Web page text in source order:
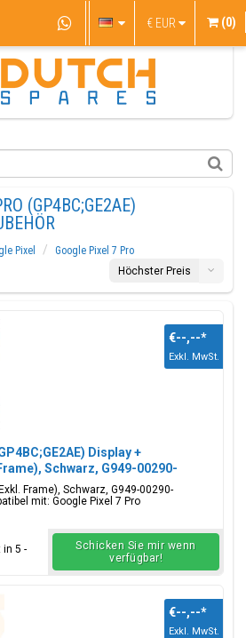
€ EUR (0)
(GP4BC;GE2AE)
Pixel
Google Pixel 7 Pro
Höchster Preis
Display +
Schwarz, G949-00290-
Frame), Schwarz, G949-00290-
mit: Google Pixel 7 Pro
€--,--*
Exkl. MwSt.
in 5 -
Schicken Sie mir wenn
verfügbar!
€--,--*
Exkl. MwSt.